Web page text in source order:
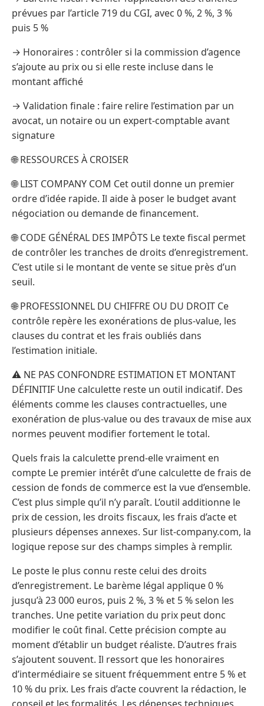
prévues par l’article 719 du CGI, avec 0 %, 2 %, 3 %
puis 5 %
→ Honoraires : contrôler si la commission d’agence
s’ajoute au prix ou si elle reste incluse dans le
montant affiché
→ Validation finale : faire relire l’estimation par un
avocat, un notaire ou un expert-comptable avant
signature
🌐 RESSOURCES À CROISER
🌐 LIST COMPANY COM Cet outil donne un premier
ordre d’idée rapide. Il aide à poser le budget avant
négociation ou demande de financement.
🌐 CODE GÉNÉRAL DES IMPÔTS Le texte fiscal permet
de contrôler les tranches de droits d’enregistrement.
C’est utile si le montant de vente se situe près d’un
seuil.
🌐 PROFESSIONNEL DU CHIFFRE OU DU DROIT Ce
contrôle repère les exonérations de plus-value, les
clauses du contrat et les frais oubliés dans
l’estimation initiale.
⚠️ NE PAS CONFONDRE ESTIMATION ET MONTANT
DÉFINITIF Une calculette reste un outil indicatif. Des
éléments comme les clauses contractuelles, une
exonération de plus-value ou des travaux de mise aux
normes peuvent modifier fortement le total.
Quels frais la calculette prend-elle vraiment en
compte Le premier intérêt d’une calculette de frais de
cession de fonds de commerce est la vue d’ensemble.
C’est plus simple qu’il n’y paraît. L’outil additionne le
prix de cession, les droits fiscaux, les frais d’acte et
plusieurs dépenses annexes. Sur list-company.com, la
logique repose sur des champs simples à remplir.
Le poste le plus connu reste celui des droits
d’enregistrement. Le barème légal applique 0 %
jusqu’à 23 000 euros, puis 2 %, 3 % et 5 % selon les
tranches. Une petite variation du prix peut donc
modifier le coût final. Cette précision compte au
moment d’établir un budget réaliste. D’autres frais
s’ajoutent souvent. Il ressort que les honoraires
d’intermédiaire se situent fréquemment entre 5 % et
10 % du prix. Les frais d’acte couvrent la rédaction, le